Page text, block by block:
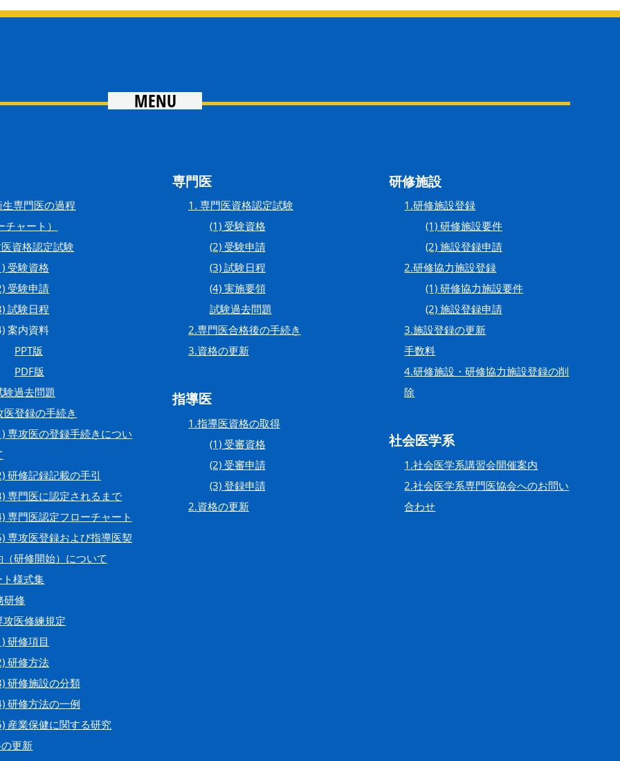
MENU
専門医の過程
チャート）
資格認定試験
受験資格
受験申請
試験日程
案内資料
PPT版
PDF版
験過去問題
医登録の手続き
専攻医の登録手続きについ
研修記録記載の手引
専門医に認定されるまで
専門医認定フローチャート
専攻医登録および指導医契
（研修開始）について
ト様式集
研修
攻医修練規定
研修項目
研修方法
研修施設の分類
研修方法の一例
産業保健に関する研究
更新
専門医
1. 専門医資格認定試験
(1) 受験資格
(2) 受験申請
(3) 試験日程
(4) 実施要領
試験過去問題
2.専門医合格後の手続き
3.資格の更新
指導医
1.指導医資格の取得
(1) 受審資格
(2) 受審申請
(3) 登録申請
2.資格の更新
研修施設
1.研修施設登録
(1) 研修施設要件
(2) 施設登録申請
2.研修協力施設登録
(1) 研修協力施設要件
(2) 施設登録申請
3.施設登録の更新
手数料
4.研修施設・研修協力施設登録の削
除
社会医学系
1.社会医学系講習会開催案内
2.社会医学系専門医協会へのお問い
合わせ